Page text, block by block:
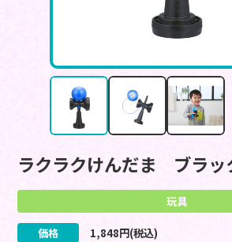
ラクラクけんだま ブラ
玩具
価格 1,848円(税込)